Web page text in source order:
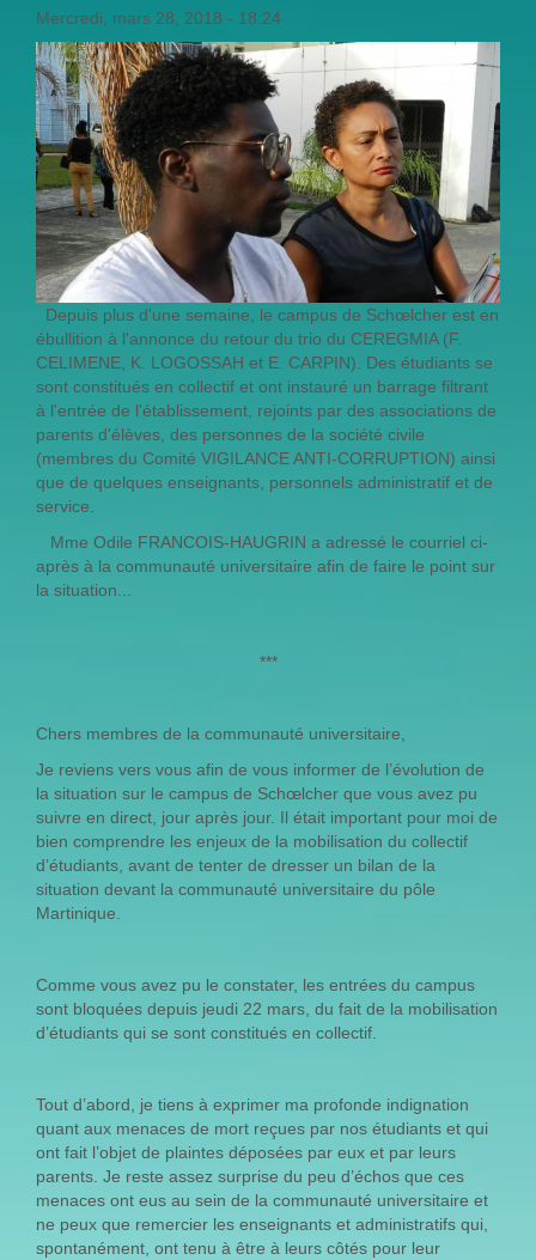
Mercredi, mars 28, 2018 - 18:24
Depuis plus d'une semaine, le campus de Schœlcher est en
ébullition à l'annonce du retour du trio du CEREGMIA (F.
CELIMENE, K. LOGOSSAH et E. CARPIN). Des étudiants se
sont constitués en collectif et ont instauré un barrage filtrant
à l'entrée de l'établissement, rejoints par des associations de
parents d'élèves, des personnes de la société civile
(membres du Comité VIGILANCE ANTI-CORRUPTION) ainsi
que de quelques enseignants, personnels administratif et de
service.
Mme Odile FRANCOIS-HAUGRIN a adressé le courriel ci-
après à la communauté universitaire afin de faire le point sur
la situation...
***
Chers membres de la communauté universitaire,
Je reviens vers vous afin de vous informer de l’évolution de
la situation sur le campus de Schœlcher que vous avez pu
suivre en direct, jour après jour. Il était important pour moi de
bien comprendre les enjeux de la mobilisation du collectif
d’étudiants, avant de tenter de dresser un bilan de la
situation devant la communauté universitaire du pôle
Martinique.
Comme vous avez pu le constater, les entrées du campus
sont bloquées depuis jeudi 22 mars, du fait de la mobilisation
d’étudiants qui se sont constitués en collectif.
Tout d’abord, je tiens à exprimer ma profonde indignation
quant aux menaces de mort reçues par nos étudiants et qui
ont fait l’objet de plaintes déposées par eux et par leurs
parents. Je reste assez surprise du peu d’échos que ces
menaces ont eus au sein de la communauté universitaire et
ne peux que remercier les enseignants et administratifs qui,
spontanément, ont tenu à être à leurs côtés pour leur